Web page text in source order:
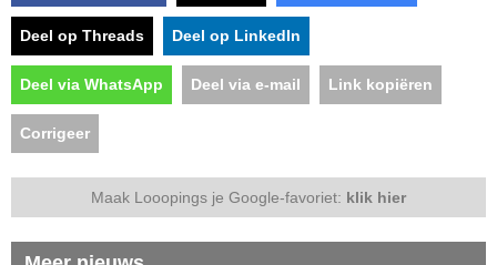
Deel op Threads Deel op LinkedIn
Deel via WhatsApp Deel via e-mail Link kopiëren
Corrigeer
Maak Looopings je Google-favoriet: klik hier